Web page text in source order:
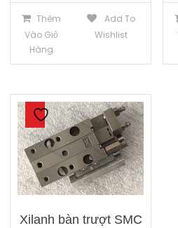
Thêm
Vào Giỏ
Hàng
Add To
Wishlist
Xilanh bàn trượt SMC